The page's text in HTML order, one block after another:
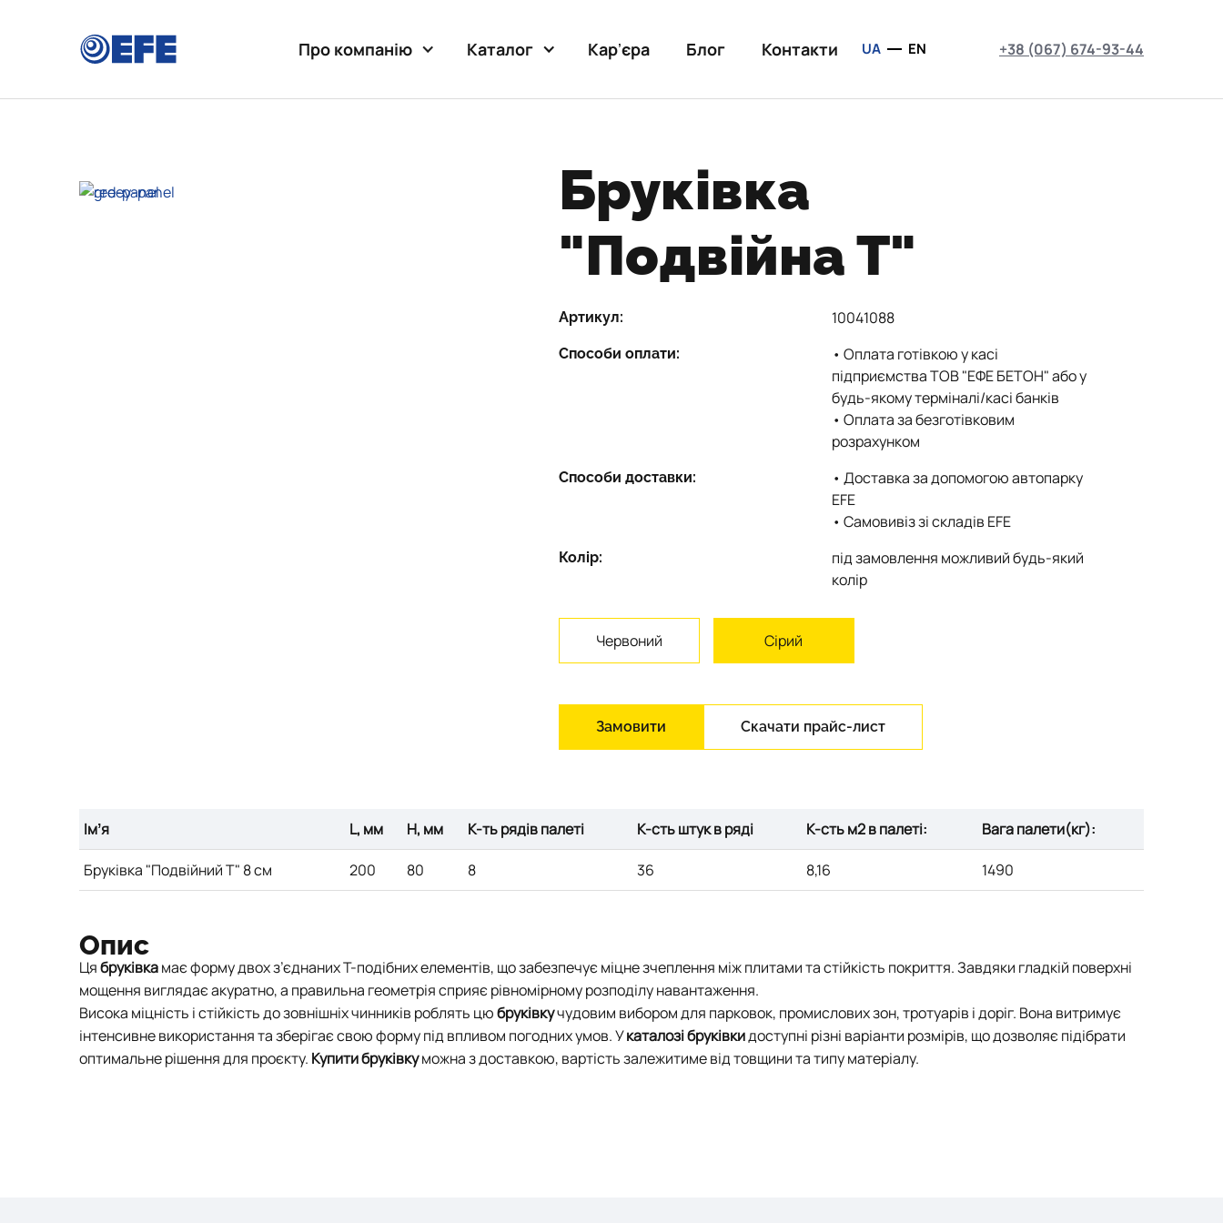
Про компанію Каталог Карʼєра Блог Контакти UA EN +38 (067) 674-93-44
Бруківка
"Подвійна Т"
Артикул: 10041088
Способи оплати:
• Оплата готівкою у касі
підприємства ТОВ "ЕФЕ БЕТОН" або у
будь-якому терміналі/касі банків
• Оплата за безготівковим
розрахунком
Способи доставки:
• Доставка за допомогою автопарку
EFE
• Самовивіз зі складів EFE
Колір:
під замовлення можливий будь-який
колір
Червоний Сірий
Замовити Скачати прайс-лист
Імʼя L, мм H, мм К-ть рядів палеті К-сть штук в ряді К-сть м2 в палеті: Вага палети(кг):
Бруківка "Подвійний Т" 8 см 200 80 8 36 8,16 1490
Опис
Цябруківкамає форму двох з’єднаних Т-подібних елементів, що забезпечує міцне зчеплення між плитами та стійкість покриття. Завдяки гладкій поверхні
мощення виглядає акуратно, а правильна геометрія сприяє рівномірному розподілу навантаження.
Висока міцність і стійкість до зовнішніх чинників роблять цюбруківкучудовим вибором для парковок, промислових зон, тротуарів і доріг. Вона витримує
інтенсивне використання та зберігає свою форму під впливом погодних умов. Укаталозі бруківкидоступні різні варіанти розмірів, що дозволяє підібрати
оптимальне рішення для проєкту. Купити бруківкуможна з доставкою, вартість залежитиме від товщини та типу матеріалу.